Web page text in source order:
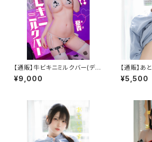
【通販】牛ビキニミルクバー(デジ
タル版付き)
¥9,000
【通販】あ
¥5,500